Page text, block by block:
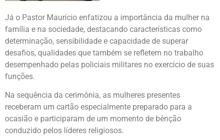
Já o Pastor Maurício enfatizou a importância da mulher na
família e na sociedade, destacando características como
determinação, sensibilidade e capacidade de superar
desafios, qualidades que também se refletem no trabalho
desempenhado pelas policiais militares no exercício de suas
funções.
Na sequência da cerimônia, as mulheres presentes
receberam um cartão especialmente preparado para a
ocasião e participaram de um momento de bênção
conduzido pelos líderes religiosos.